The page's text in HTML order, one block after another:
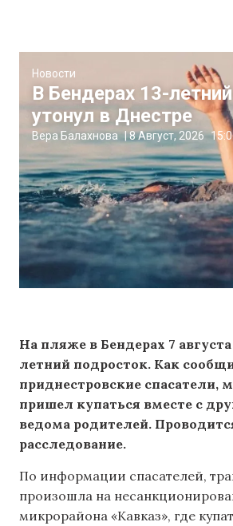
Новости
В Бендерах 13-
утонул в Днестре
Вера Балахнова |8 Август, 2026
На пляже в Бендерах 7
летний подросток. Как
приднестровские спасатели,
пришел купаться вместе с
ведома родителей.
расследование.
По информации спасателей,
произошла на
микрорайона «Кавказ», где